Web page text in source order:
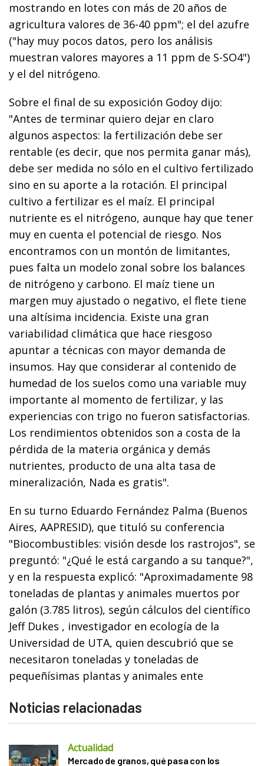
mostrando en lotes con más de 20 años de
agricultura valores de 36-40 ppm"; el del azufre
("hay muy pocos datos, pero los análisis
muestran valores mayores a 11 ppm de S-SO4")
y el del nitrógeno.
Sobre el final de su exposición Godoy dijo:
"Antes de terminar quiero dejar en claro
algunos aspectos: la fertilización debe ser
rentable (es decir, que nos permita ganar más),
debe ser medida no sólo en el cultivo fertilizado
sino en su aporte a la rotación. El principal
cultivo a fertilizar es el maíz. El principal
nutriente es el nitrógeno, aunque hay que tener
muy en cuenta el potencial de riesgo. Nos
encontramos con un montón de limitantes,
pues falta un modelo zonal sobre los balances
de nitrógeno y carbono. El maíz tiene un
margen muy ajustado o negativo, el flete tiene
una altísima incidencia. Existe una gran
variabilidad climática que hace riesgoso
apuntar a técnicas con mayor demanda de
insumos. Hay que considerar al contenido de
humedad de los suelos como una variable muy
importante al momento de fertilizar, y las
experiencias con trigo no fueron satisfactorias.
Los rendimientos obtenidos son a costa de la
pérdida de la materia orgánica y demás
nutrientes, producto de una alta tasa de
mineralización, Nada es gratis".
En su turno Eduardo Fernández Palma (Buenos
Aires, AAPRESID), que tituló su conferencia
"Biocombustibles: visión desde los rastrojos", se
preguntó: "¿Qué le está cargando a su tanque?",
y en la respuesta explicó: "Aproximadamente 98
toneladas de plantas y animales muertos por
galón (3.785 litros), según cálculos del científico
Jeff Dukes , investigador en ecología de la
Universidad de UTA, quien descubrió que se
necesitaron toneladas y toneladas de
pequeñísimas plantas y animales ente
Noticias relacionadas
Actualidad
Mercado de granos, qué pasa con los